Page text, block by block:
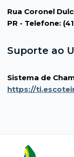
Rua Coronel
PR - Telefone:
Suporte ao
Sistema de
https://